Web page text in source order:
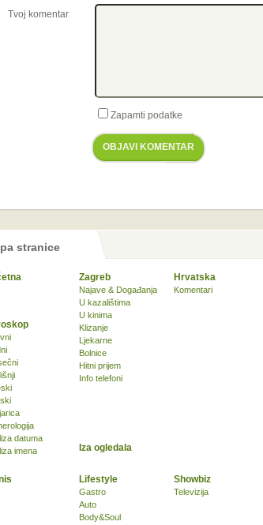
Tvoj komentar
Zapamti podatke
OBJAVI KOMENTAR
stranice
Zagreb
Najave & Događanja
U kazalištima
U kinima
Klizanje
Ljekarne
Bolnice
Hitni prijem
Info telefoni
Hrvatska
Komentari
Lifestyle
Gastro
Auto
Body&Soul
Showbiz
Televizija
datuma
imena
Iza ogledala